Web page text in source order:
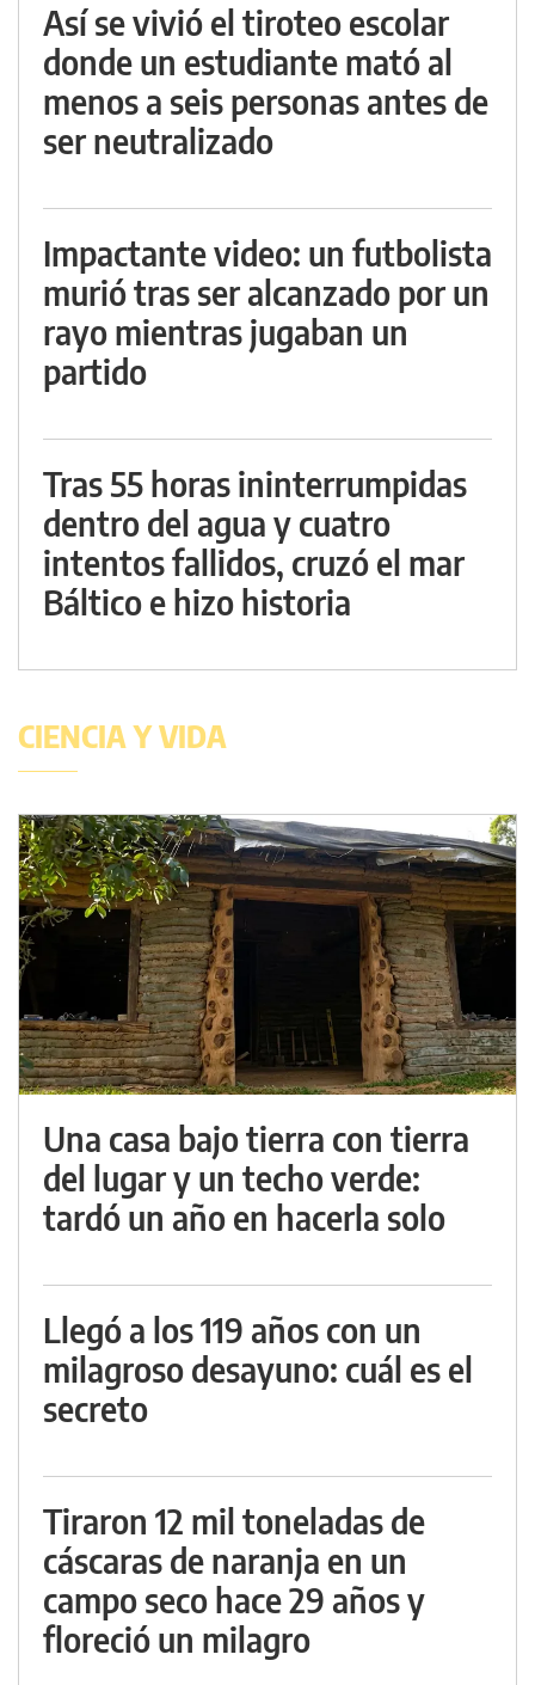
Así se vivió el tiroteo escolar
donde un estudiante mató al
menos a seis personas antes de
ser neutralizado
Impactante video: un futbolista
murió tras ser alcanzado por un
rayo mientras jugaban un
partido
Tras 55 horas ininterrumpidas
dentro del agua y cuatro
intentos fallidos, cruzó el mar
Báltico e hizo historia
CIENCIA Y VIDA
Una casa bajo tierra con tierra
del lugar y un techo verde:
tardó un año en hacerla solo
Llegó a los 119 años con un
milagroso desayuno: cuál es el
secreto
Tiraron 12 mil toneladas de
cáscaras de naranja en un
campo seco hace 29 años y
floreció un milagro